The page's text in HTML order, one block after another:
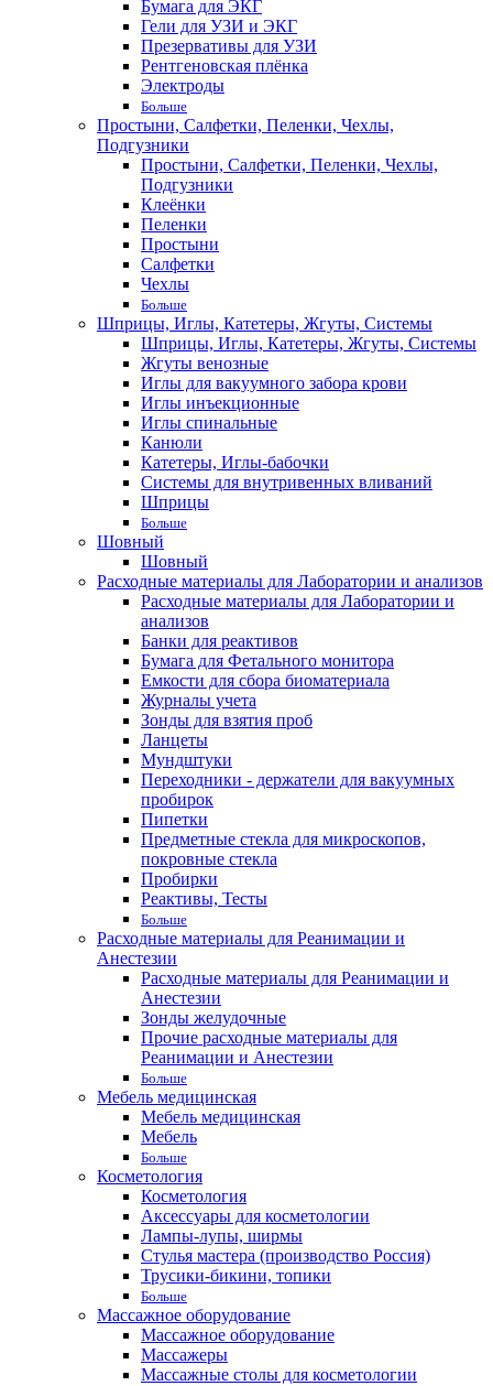
Бумага для ЭКГ
Гели для УЗИ и ЭКГ
Презервативы для УЗИ
Рентгеновская плёнка
Электроды
Больше
Простыни, Салфетки, Пеленки, Чехлы,
Подгузники
Простыни, Салфетки, Пеленки, Чехлы,
Подгузники
Клеёнки
Пеленки
Простыни
Салфетки
Чехлы
Больше
Шприцы, Иглы, Катетеры, Жгуты, Системы
Шприцы, Иглы, Катетеры, Жгуты, Системы
Жгуты венозные
Иглы для вакуумного забора крови
Иглы инъекционные
Иглы спинальные
Канюли
Катетеры, Иглы-бабочки
Системы для внутривенных вливаний
Шприцы
Больше
Шовный
Шовный
Расходные материалы для Лаборатории и анализов
Расходные материалы для Лаборатории и
анализов
Банки для реактивов
Бумага для Фетального монитора
Емкости для сбора биоматериала
Журналы учета
Зонды для взятия проб
Ланцеты
Мундштуки
Переходники - держатели для вакуумных
пробирок
Пипетки
Предметные стекла для микроскопов,
покровные стекла
Пробирки
Реактивы, Тесты
Больше
Расходные материалы для Реанимации и
Анестезии
Расходные материалы для Реанимации и
Анестезии
Зонды желудочные
Прочие расходные материалы для
Реанимации и Анестезии
Больше
Мебель медицинская
Мебель медицинская
Мебель
Больше
Косметология
Косметология
Аксессуары для косметологии
Лампы-лупы, ширмы
Стулья мастера (производство Россия)
Трусики-бикини, топики
Больше
Массажное оборудование
Массажное оборудование
Массажеры
Массажные столы для косметологии